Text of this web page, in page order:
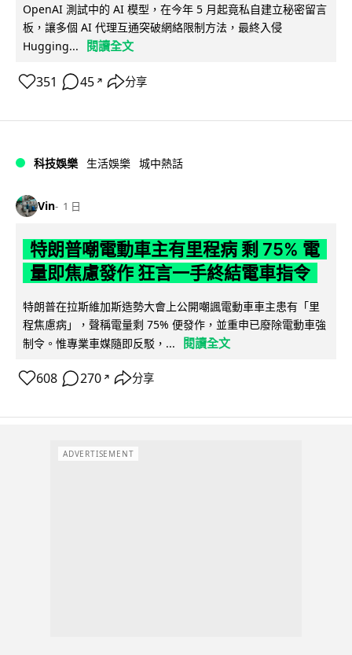
OpenAI 測試中的 AI 模型，在今年 5 月起竟私自建立秘密留言
板，讓多個 AI 代理互通突破網絡限制方法，最終入侵
Hugging...
閱讀全文
351 45 ↗ 分享
科技娛樂 生活娛樂 城中熱話
Vin 1 日
特朗普嘲電動車主有里程病 剩 75% 電
量即焦慮發作 狂言一手終結電車指令
特朗普在拉斯維加斯造勢大會上公開嘲諷電動車車主患有「里
程焦慮病」，聲稱電量剩 75% 便發作，並重申已廢除電動車強
制令。惟專業車媒隨即反駁，...
閱讀全文
608 270 ↗ 分享
ADVERTISEMENT